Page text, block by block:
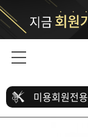
미용회원전용